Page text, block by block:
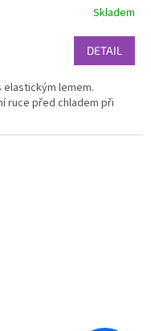
Skladem
DETAIL
lemem.
ruce před chladem při